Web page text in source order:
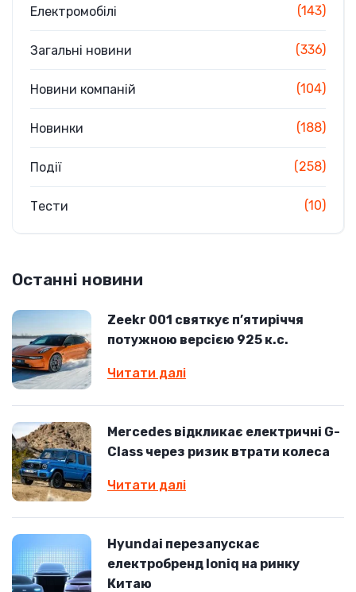
Електромобілі (143)
Загальні новини (336)
Новини компаній (104)
Новинки (188)
Події (258)
Тести (10)
Останні новини
Zeekr 001 святкує п’ятиріччя
потужною версією 925 к.с.
Читати далі
Mercedes відкликає електричні G-
Class через ризик втрати колеса
Читати далі
Hyundai перезапускає
електробренд Ioniq на ринку
Китаю